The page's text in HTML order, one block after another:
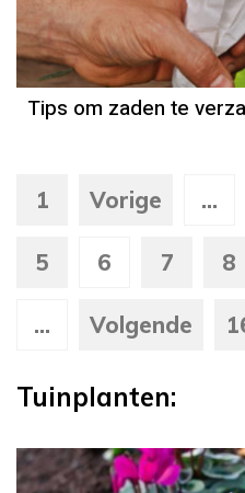
Tips om zaden te
1 Vorige ...
5 6 7 8
... Volgende
Tuinplanten: